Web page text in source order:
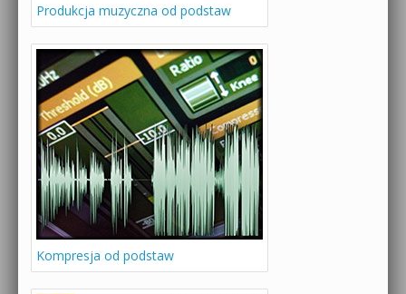
Produkcja muzyczna od podstaw
Kompresja od podstaw